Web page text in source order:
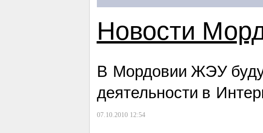
Новости
В Мордовии ЖЭУ
деятельности в
07.10.2010 12:54